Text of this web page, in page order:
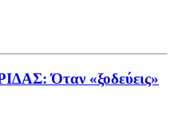
Όταν «ξοδεύεις»